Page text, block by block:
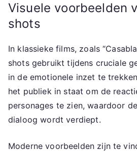
Visuele voorbeelden
shots
In klassieke films, zoals
shots gebruikt tijdens cruciale
in de emotionele inzet te
het publiek in staat om de
personages te zien, waardoor
dialoog wordt verdiept.
Moderne voorbeelden zijn te